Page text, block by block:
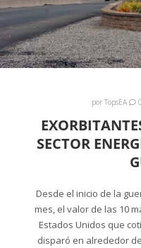
por TopsEA 0
SECTOR
Desde el inicio de la
mes, el valor de las 10
Estados Unidos que
disparó en alrededor